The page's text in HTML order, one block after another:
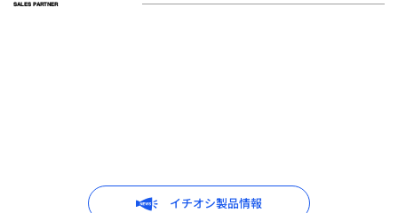
SALES PARTNER
イチオシ製品情報